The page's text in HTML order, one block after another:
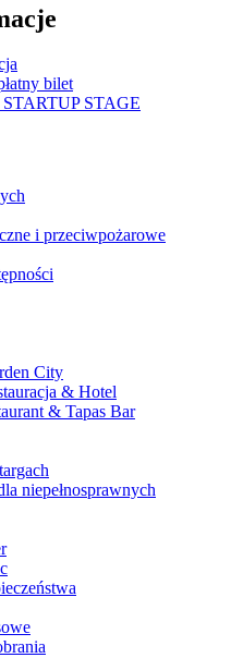
bilet
STAGE
i przeciwpożarowe
City
& Hotel
& Tapas Bar
niepełnosprawnych